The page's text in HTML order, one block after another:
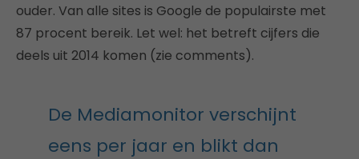
ouder. Van alle sites is Google de populairste met
87 procent bereik. Let wel: het betreft cijfers die
deels uit 2014 komen (zie comments).
De Mediamonitor verschijnt
eens per jaar en blikt dan